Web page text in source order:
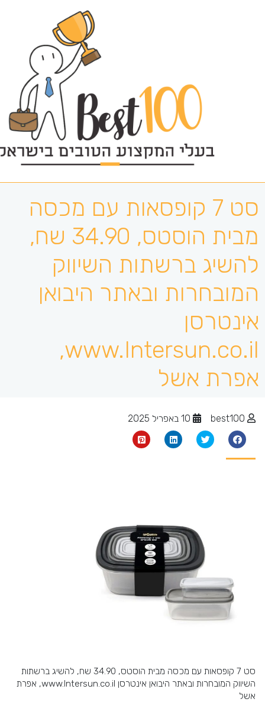
סט 7 קופסאות עם מכסה
מבית הוסטס, 34.90 שח,
להשיג ברשתות השיווק
המובחרות ובאתר היבואן
אינטרסן
www.Intersun.co.il,
אפרת אשל
סט 7 קופסאות עם מכסה מבית הוסטס, 34.90 שח, להשיג ברשתות
השיווק המובחרות ובאתר היבואן אינטרסן www.Intersun.co.il, אפרת
אשל